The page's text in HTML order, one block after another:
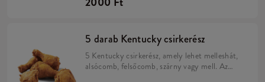
Spicy lisztben.
5 darab Kentucky csirkerész
5 Kentucky csirkerész, amely lehet melleshát,
alsócomb, felsőcomb, szárny vagy mell. Az